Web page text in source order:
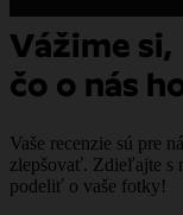
Vážime si,
čo o nás
Vaše recenzie sú pre
zlepšovať. Zdieľajte s
podeliť o vaše fotky!